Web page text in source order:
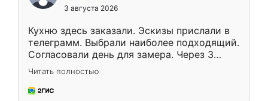
3 августа 2026
Кухню здесь заказали. Эскизы прислали в
телеграмм. Выбрали наиболее подходящий.
Согласовали день для замера. Через 3
недели кухня была уже готова. Остались
довольны работой. Спасибо Ренессанс
мебель за качественную работу!
Читать полностью